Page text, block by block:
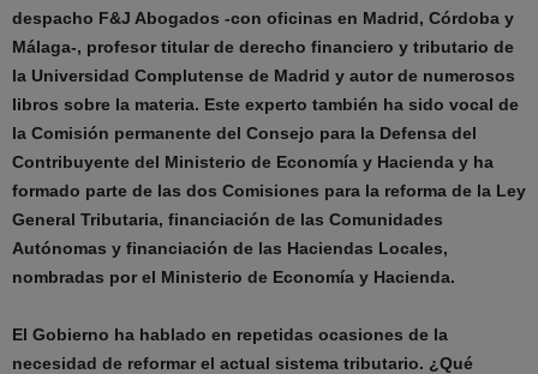
despacho F&J Abogados -con oficinas en Madrid, Córdoba y
Málaga-, profesor titular de derecho financiero y tributario de
la Universidad Complutense de Madrid y autor de numerosos
libros sobre la materia. Este experto también ha sido vocal de
la Comisión permanente del Consejo para la Defensa del
Contribuyente del Ministerio de Economía y Hacienda y ha
formado parte de las dos Comisiones para la reforma de la Ley
General Tributaria, financiación de las Comunidades
Autónomas y financiación de las Haciendas Locales,
nombradas por el Ministerio de Economía y Hacienda.
El Gobierno ha hablado en repetidas ocasiones de la
necesidad de reformar el actual sistema tributario. ¿Qué